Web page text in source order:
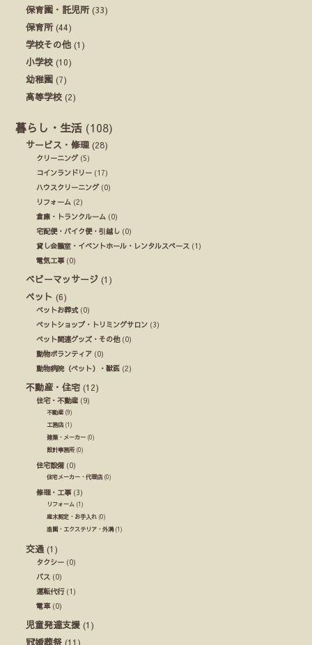
保育園・託児所(33)
保育所(44)
学校その他 (1)
小学校 (10)
幼稚園 (7)
高等学校 (2)
暮らし・生活 (108)
サービス・修理 (28)
クリーニング(5)
コインランドリー (17)
ハウスクリーニング(0)
リフォーム (2)
倉庫・トランクルーム (0)
宅配便・バイク便・引越し (0)
貸し会議室・イベントホール・レンタルスペース (1)
電気工事(0)
ベビーマッサージ (1)
ペット (6)
ペットお葬式(0)
ペットショップ・トリミングサロン (3)
ペット関連グッズ・その他(0)
動物ボランティア (0)
動物病院（ペット）・獣医 (2)
不動産・住宅 (12)
住宅・不動産 (9)
不動産 (9)
工務店 (1)
建築・メーカー (0)
設計事務所(0)
住宅設備(0)
住宅メーカー・代理店 (0)
修理・工事(3)
リフォーム (1)
庭木剪定・お手入れ (0)
造園・エクステリア・外溝(1)
交通 (1)
タクシー (0)
バス (0)
運転代行(1)
電車(0)
児童発達支援 (1)
冠婚葬祭 (11)